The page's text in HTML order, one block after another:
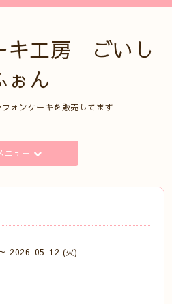
キ工房 ごいし
ぉん
ォンケーキを販売してます
ニュー
2026-05-12 (火)